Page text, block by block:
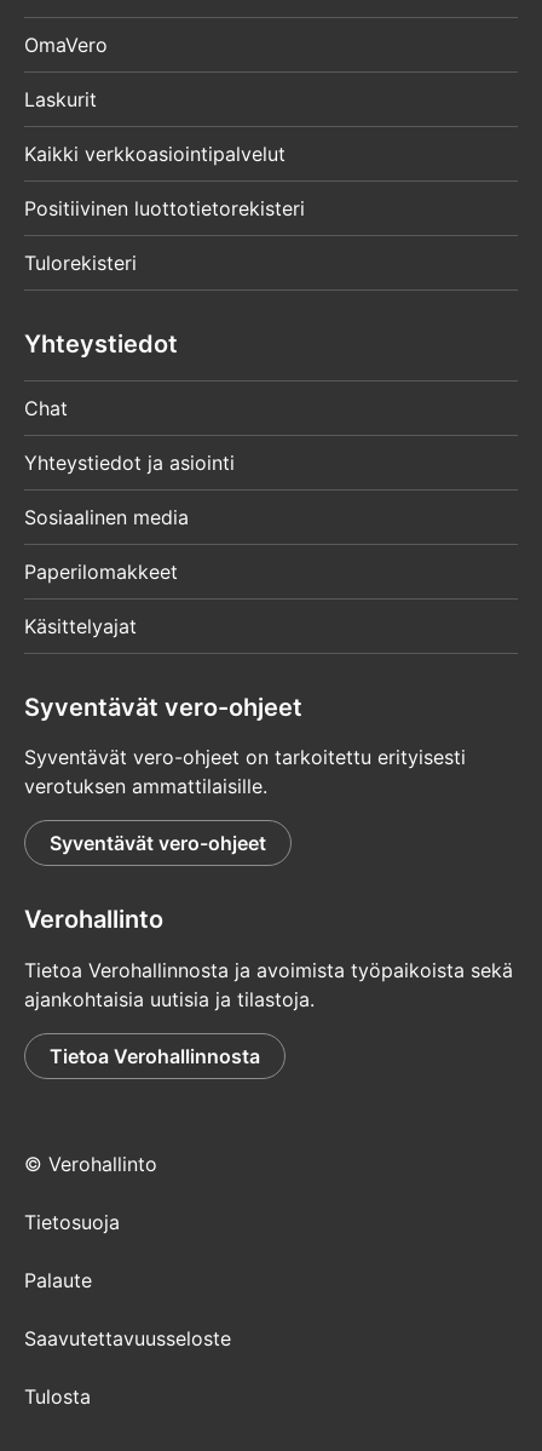
OmaVero
Laskurit
Kaikki verkkoasiointipalvelut
Positiivinen luottotietorekisteri
Tulorekisteri
Yhteystiedot
Chat
Yhteystiedot ja asiointi
Sosiaalinen media
Paperilomakkeet
Käsittelyajat
Syventävät vero-ohjeet
Syventävät vero-ohjeet on tarkoitettu erityisesti
verotuksen ammattilaisille.
Syventävät vero-ohjeet
Verohallinto
Tietoa Verohallinnosta ja avoimista työpaikoista sekä
ajankohtaisia uutisia ja tilastoja.
Tietoa Verohallinnosta
© Verohallinto
Tietosuoja
Palaute
Saavutettavuusseloste
Tulosta